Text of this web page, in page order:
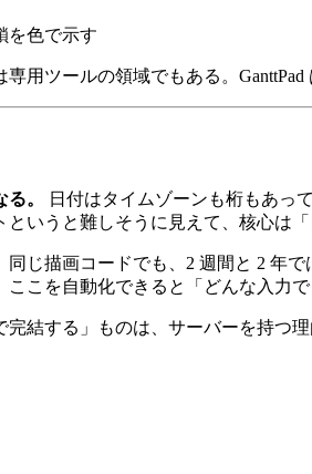
を色で示す
用ツールの領域でもある。
。
日付はタイムゾーンも桁もあっ
いうと難しそうに見えて、核心は
同じ描画コードでも、2 週間と 2 年
こを自動化できると「どんな入力で
結する」ものは、サーバーを持